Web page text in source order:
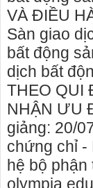
VÀ ĐIỀU
Sàn giao
bất động
dịch bất
THEO QUI
NHẬN ƯU
giảng: 20/
chứng chỉ -
hệ bộ
Cho thuê nhà
thuê nhà nguyên
Chúng tôi hiên
tại Tuy Hòa - Phú